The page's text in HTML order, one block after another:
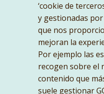
‘cookie de
y gestionadas
que nos
mejoran la
Por ejemplo las
recogen sobre el
contenido que
suele gestionar